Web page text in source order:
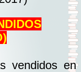
vendidos en